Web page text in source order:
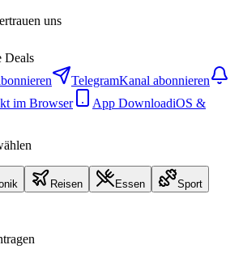
uns
Deals
TelegramKanal abonnieren
im Browser App DownloadiOS &
Reisen Essen Sport